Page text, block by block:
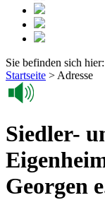
Sie befinden sich hier:
Startseite > Adresse
Siedler-
Georgen